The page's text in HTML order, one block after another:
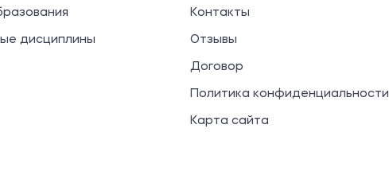
дисциплины
Контакты
Отзывы
Договор
Политика конфиденциальности
Карта сайта